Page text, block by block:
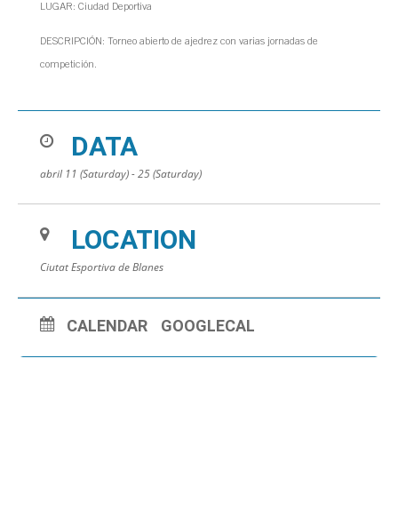
LUGAR: Ciudad Deportiva
DESCRIPCIÓN: Torneo abierto de ajedrez con varias jornadas de
competición.
DATA
abril 11 (Saturday) - 25 (Saturday)
LOCATION
Ciutat Esportiva de Blanes
CALENDAR GOOGLECAL